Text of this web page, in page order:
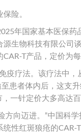
险。
年国家基本医保
生物科技有限公司
T产品，定价为
疫疗法。该疗法中
至患者体内后，这支
一针定价大多高达百
方向迈进。”中国科
性红斑狼疮的